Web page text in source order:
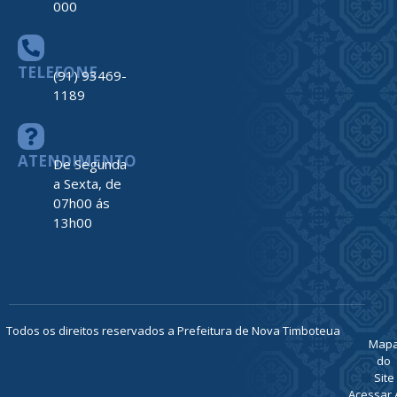
000
TELEFONE
(91) 93469-
1189
ATENDIMENTO
De Segunda
a Sexta, de
07h00 ás
13h00
Todos os direitos reservados a Prefeitura de Nova Timboteua
do
Site